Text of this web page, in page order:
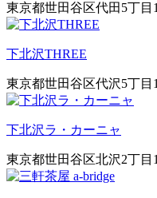
東京都世田谷区代田5丁
下北沢THREE
東京都世田谷区代沢5丁
下北沢ラ・カーニャ
東京都世田谷区北沢2丁